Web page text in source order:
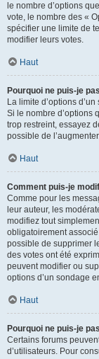
le nombre d’options
vote, le nombre des «
spécifier une limite de
modifier leurs votes.
Haut
Pourquoi ne puis-je
La limite d’options
Si le nombre d’options
trop restreint, essayez
possible de
Haut
Comment puis-je
Comme pour les
leur auteur, les
modifiez tout
obligatoirement
possible de supprimer
des votes ont été
peuvent modifier ou
options d’un sondage
Haut
Pourquoi ne puis-je
Certains forums
d’utilisateurs. Pour